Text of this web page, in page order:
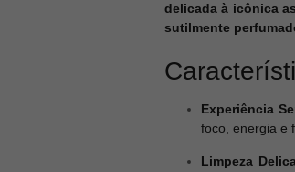
delicada à icônica
sutilmente
Experiência
foco, energia e
Limpeza